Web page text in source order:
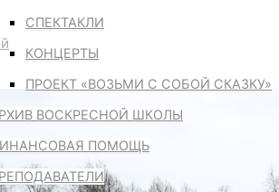
СПЕКТАКЛИ
КОНЦЕРТЫ
ПРОЕКТ «ВОЗЬМИ С СОБОЙ СКАЗКУ»
ВОСКРЕСНОЙ ШКОЛЫ
ПОМОЩЬ